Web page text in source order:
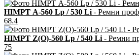
HIMPT А-560 Lp / 530 Li - Ремни
68.4
HIMPT Z(О)-560 Lp / 540 Li - Ремни
75